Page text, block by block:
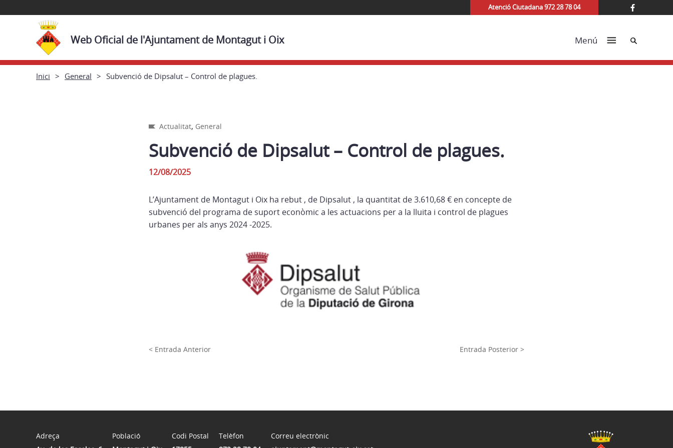
Atenció Ciutadana 972 28 78 04
Web Oficial de l'Ajuntament de Montagut i Oix Menú Cerca
Inici General Subvenció de Dipsalut – Control de plagues.
Actualitat, General
Subvenció de Dipsalut – Control de plagues.
12/08/2025
L’Ajuntament de Montagut i Oix ha rebut , de Dipsalut , la quantitat de 3.610,68 € en concepte de
subvenció del programa de suport econòmic a les actuacions per a la lluita i control de plagues
urbanes per als anys 2024 -2025.
< Entrada Anterior Entrada Posterior >
Adreça
Població
Codi Postal
Telèfon
Correu electrònic